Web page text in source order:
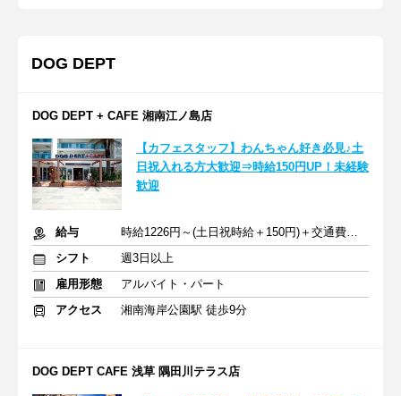
DOG DEPT
DOG DEPT + CAFE 湘南江ノ島店
【カフェスタッフ】わんちゃん好き必見♪土
日祝入れる方大歓迎⇒時給150円UP！未経験
歓迎
給与
時給1226円～(土日祝時給＋150円)＋交通費支給
シフト
週3日以上
雇用形態
アルバイト・パート
アクセス
湘南海岸公園駅 徒歩9分
DOG DEPT CAFE 浅草 隅田川テラス店